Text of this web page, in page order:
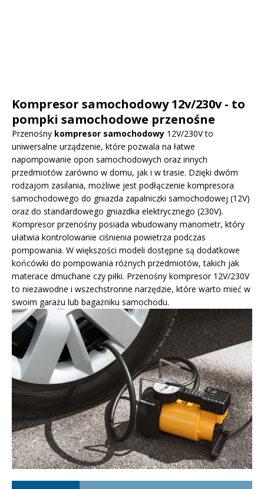
Kompresor samochodowy 12v/230v - to
pompki samochodowe przenośne
Przenośny kompresor samochodowy 12V/230V to
uniwersalne urządzenie, które pozwala na łatwe
napompowanie opon samochodowych oraz innych
przedmiotów zarówno w domu, jak i w trasie. Dzięki dwóm
rodzajom zasilania, możliwe jest podłączenie kompresora
samochodowego do gniazda zapalniczki samochodowej (12V)
oraz do standardowego gniazdka elektrycznego (230V).
Kompresor przenośny posiada wbudowany manometr, który
ułatwia kontrolowanie ciśnienia powietrza podczas
pompowania. W większości modeli dostępne są dodatkowe
końcówki do pompowania różnych przedmiotów, takich jak
materace dmuchane czy piłki. Przenośny kompresor 12V/230V
to niezawodne i wszechstronne narzędzie, które warto mieć w
swoim garażu lub bagażniku samochodu.